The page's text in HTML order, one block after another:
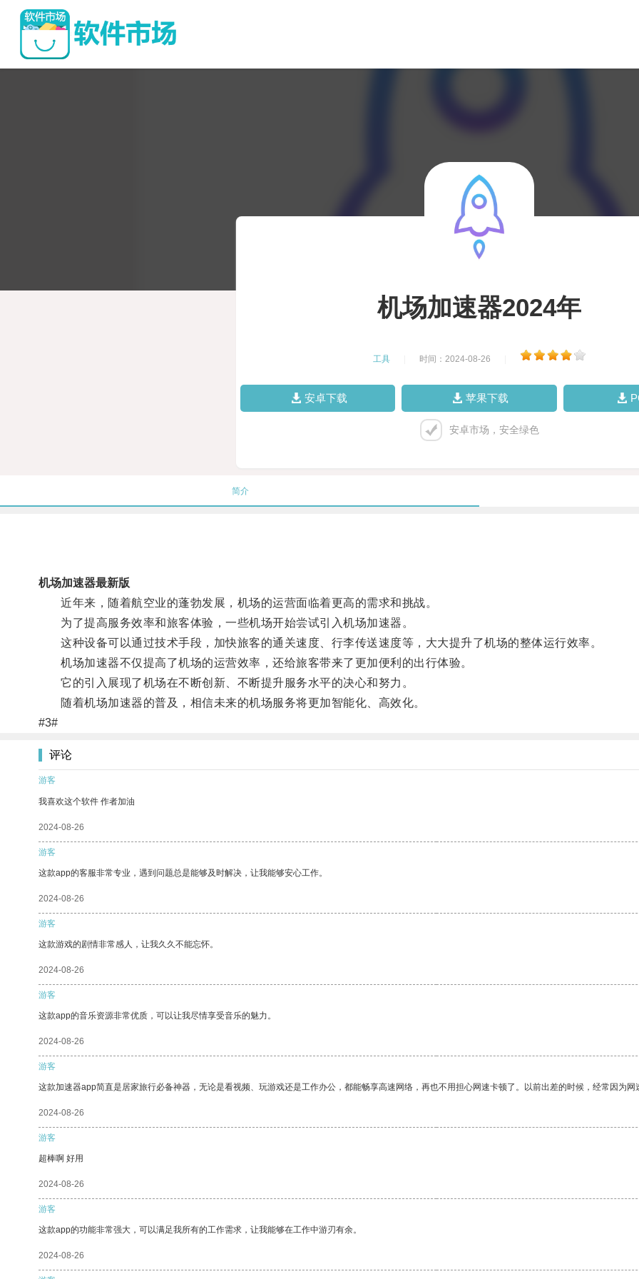
机场加速器2024年
工具 时间：2024-08-26
安卓下载 苹果下载
安卓市场，安全绿色
简介
机场加速器最新版
近年来，随着航空业的蓬勃发展，机场的运营面临着更高的需求和挑战。
为了提高服务效率和旅客体验，一些机场开始尝试引入机场加速器。
这种设备可以通过技术手段，加快旅客的通关速度、行李传送速度等，大大提升了机场的整体运行效率。
机场加速器不仅提高了机场的运营效率，还给旅客带来了更加便利的出行体验。
它的引入展现了机场在不断创新、不断提升服务水平的决心和努力。
随着机场加速器的普及，相信未来的机场服务将更加智能化、高效化。
#3#
评论
游客
我喜欢这个软件 作者加油
2024-08-26
游客
这款app的客服非常专业，遇到问题总是能够及时解决，让我能够安心工作。
2024-08-26
游客
这款游戏的剧情非常感人，让我久久不能忘怀。
2024-08-26
游客
这款app的音乐资源非常优质，可以让我尽情享受音乐的魅力。
2024-08-26
游客
这款加速器app简直是居家旅行必备神器，无论是看视频、玩游戏还是工作办公，都能畅享高速网络，再也不用担心网速卡顿了。以前出差的时候，经常因为
2024-08-26
游客
超棒啊 好用
2024-08-26
游客
这款app的功能非常强大，可以满足我所有的工作需求，让我能够在工作中游刃有余。
2024-08-26